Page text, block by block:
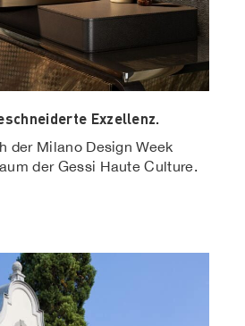
Exzellenz.
der Milano Design Week
der Gessi Haute Culture.